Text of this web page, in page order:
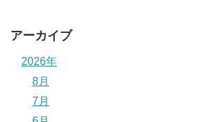
アーカイブ
2026年
8月
7月